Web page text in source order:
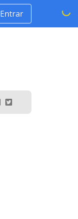
Entrar